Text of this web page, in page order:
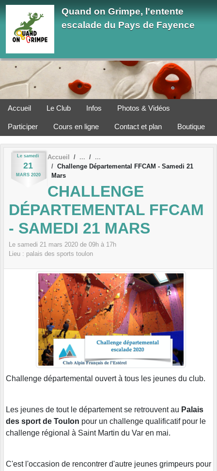
Quand on Grimpe, l'entente
escalade du Pays de Fayence
Accueil Le Club Infos Photos & Vidéos
Participer Cours en ligne Contact et plan Boutique
Le samedi
21
MARS 2020
Accueil
Challenge Départemental FFCAM - Samedi 21
Mars
CHALLENGE
DÉPARTEMENTAL FFCAM
- SAMEDI 21 MARS
Le samedi 21 mars 2020 de 09h à 17h
Lieu : palais des sports toulon
Challenge départemental ouvert à tous les jeunes du club.
Les jeunes de tout le département se retrouvent au Palais
des sport de Toulon pour un challenge qualificatif pour le
challenge régional à Saint Martin du Var en mai.
C'est l'occasion de rencontrer d'autre jeunes grimpeurs pour
Panneau de gestion des cookies